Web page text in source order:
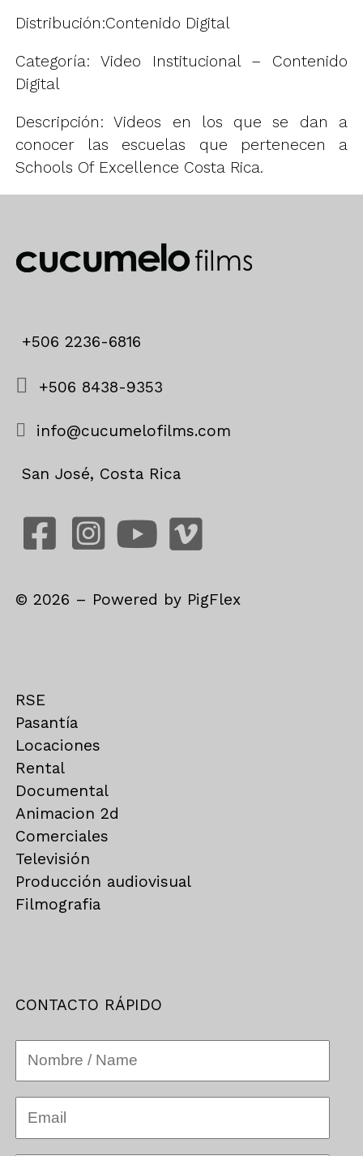
Distribución:Contenido Digital
Categoría: Video Institucional – Contenido
Digital
Descripción: Videos en los que se dan a
conocer las escuelas que pertenecen a
Schools Of Excellence Costa Rica.
+506 2236-6816
+506 8438-9353
info@cucumelofilms.com
San José, Costa Rica
©2026 – Powered by PigFlex
RSE
Pasantía
Locaciones
Rental
Documental
Animacion 2d
Comerciales
Televisión
Producción audiovisual
Filmografia
CONTACTO RÁPIDO